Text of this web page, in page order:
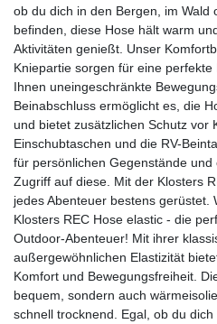
ob du dich in den Bergen, im Wald
befinden, diese Hose hält warm
Aktivitäten genießt. Unser
Kniepartie sorgen für eine
Ihnen uneingeschränkte
Beinabschluss ermöglicht es, die
und bietet zusätzlichen Schutz vor
Einschubtaschen und die RV-
für persönlichen Gegenstände
Zugriff auf diese. Mit der Klosters
jedes Abenteuer bestens gerüstet.
Klosters REC Hose elastic - die
Outdoor-Abenteuer! Mit ihrer
außergewöhnlichen Elastizität
Komfort und Bewegungsfreiheit.
bequem, sondern auch
schnell trocknend. Egal, ob du